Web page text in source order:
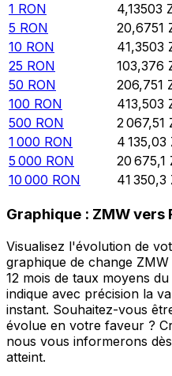
1 RON 4,13503
5 RON 20,6751
10 RON 41,3503
25 RON 103,376
50 RON 206,751
100 RON 413,503
500 RON 2 067,51
1 000 RON 4 135,03
5 000 RON 20 675,1
10 000 RON 41 350,3
Graphique : ZMW vers
Visualisez l'évolution de
graphique de change
12 mois de taux moyens
indique avec précision la
instant. Souhaitez-vous
évolue en votre faveur ?
nous vous informerons
atteint.